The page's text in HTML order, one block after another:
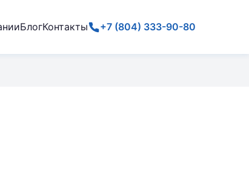
БлогКонтакты +7 (804) 333-90-80